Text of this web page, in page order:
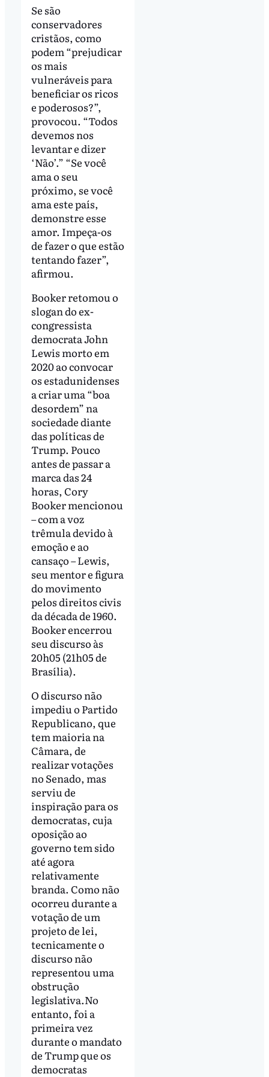
Se são
conservadores
cristãos, como
podem “prejudicar
os mais
vulneráveis para
beneficiar os ricos
e poderosos?”,
provocou. “Todos
devemos nos
levantar e dizer
‘Não’.” “Se você
ama o seu
próximo, se você
ama este país,
demonstre esse
amor. Impeça-os
de fazer o que estão
tentando fazer”,
afirmou.
Booker retomou o
slogan do ex-
congressista
democrata John
Lewis morto em
2020 ao convocar
os estadunidenses
a criar uma “boa
desordem” na
sociedade diante
das políticas de
Trump. Pouco
antes de passar a
marca das 24
horas, Cory
Booker mencionou
– com a voz
trêmula devido à
emoção e ao
cansaço – Lewis,
seu mentor e figura
do movimento
pelos direitos civis
da década de 1960.
Booker encerrou
seu discurso às
20h05 (21h05 de
Brasília).
O discurso não
impediu o Partido
Republicano, que
tem maioria na
Câmara, de
realizar votações
no Senado, mas
serviu de
inspiração para os
democratas, cuja
oposição ao
governo tem sido
até agora
relativamente
branda. Como não
ocorreu durante a
votação de um
projeto de lei,
tecnicamente o
discurso não
representou uma
obstrução
legislativa.No
entanto, foi a
primeira vez
durante o mandato
de Trump que os
democratas